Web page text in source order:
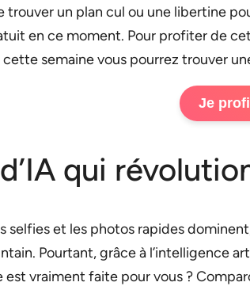
trouver un plan cul ou une libertine
en ce moment. Pour profiter de
semaine vous pourrez trouver
Je
qui
selfies et les photos rapides
Pourtant, grâce à l’intelligence
est vraiment faite pour vous ?